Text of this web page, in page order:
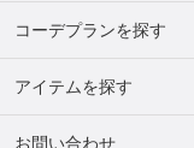
コーデプランを探す
アイテムを探す
お問い合わせ